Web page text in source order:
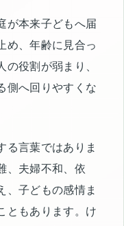
が本来子どもへ届
め、年齢に見合っ
の役割が弱まり、
側へ回りやすくな
る言葉ではありま
、夫婦不和、依
、子どもの感情ま
ともあります。け